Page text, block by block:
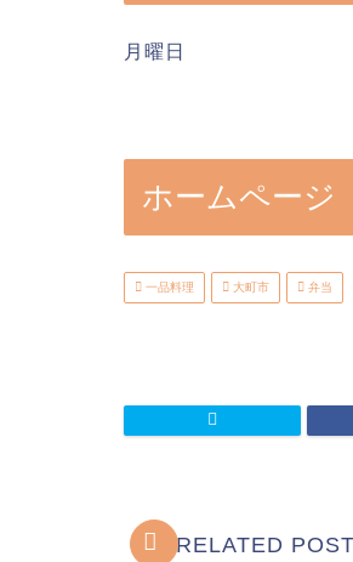
月曜日
ホームページ
一品料理 大町市 弁当
RELATED POST